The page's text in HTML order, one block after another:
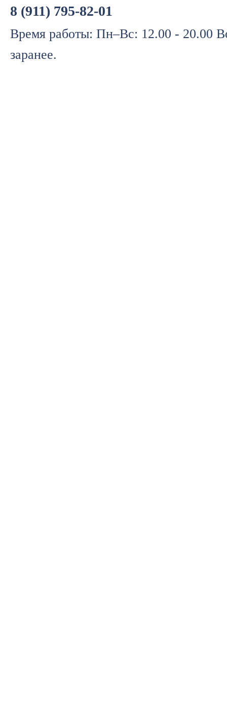
8 (911) 795-82-01
Время работы: Пн–Вс: 12.00 - 20.00
заранее.